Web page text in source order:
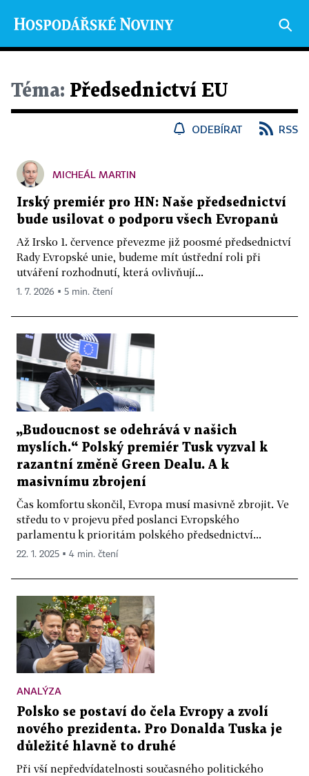
Téma: Předsednictví EU
ODEBÍRAT RSS
MICHEÁL MARTIN
Irský premiér pro HN: Naše předsednictví
bude usilovat o podporu všech Evropanů
Až Irsko 1. července převezme již poosmé předsednictví
Rady Evropské unie, budeme mít ústřední roli při
utváření rozhodnutí, která ovlivňují...
1. 7. 2026 ▪ 5 min. čtení
„Budoucnost se odehrává v našich
myslích.“ Polský premiér Tusk vyzval k
razantní změně Green Dealu. A k
masivnímu zbrojení
Čas komfortu skončil, Evropa musí masivně zbrojit. Ve
středu to v projevu před poslanci Evropského
parlamentu k prioritám polského předsednictví...
22. 1. 2025 ▪ 4 min. čtení
ANALÝZA
Polsko se postaví do čela Evropy a zvolí
nového prezidenta. Pro Donalda Tuska je
důležité hlavně to druhé
Při vší nepředvídatelnosti současného politického